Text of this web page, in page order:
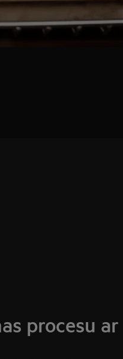
procesu ar